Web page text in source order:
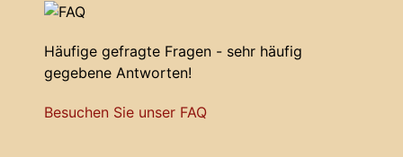
Häufige gefragte Fragen - sehr häufig
gegebene Antworten!
Besuchen Sie unser FAQ